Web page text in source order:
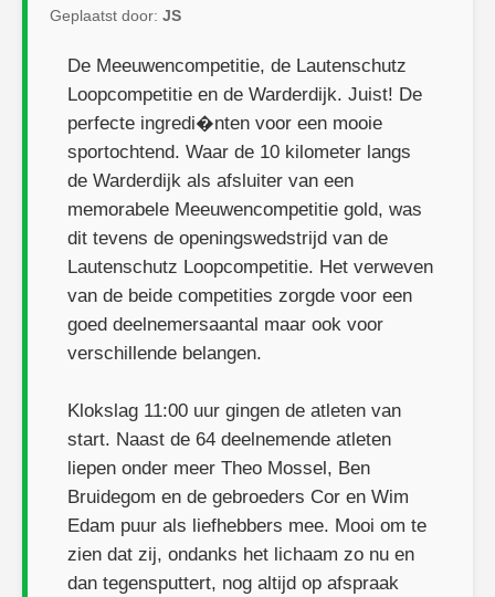
Geplaatst door: JS
De Meeuwencompetitie, de Lautenschutz
Loopcompetitie en de Warderdijk. Juist! De
perfecte ingredi�nten voor een mooie
sportochtend. Waar de 10 kilometer langs
de Warderdijk als afsluiter van een
memorabele Meeuwencompetitie gold, was
dit tevens de openingswedstrijd van de
Lautenschutz Loopcompetitie. Het verweven
van de beide competities zorgde voor een
goed deelnemersaantal maar ook voor
verschillende belangen.
Klokslag 11:00 uur gingen de atleten van
start. Naast de 64 deelnemende atleten
liepen onder meer Theo Mossel, Ben
Bruidegom en de gebroeders Cor en Wim
Edam puur als liefhebbers mee. Mooi om te
zien dat zij, ondanks het lichaam zo nu en
dan tegensputtert, nog altijd op afspraak